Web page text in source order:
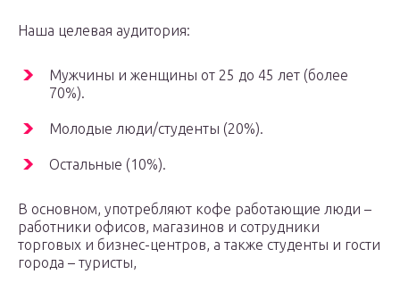
Наша целевая аудитория:
Мужчины и женщины от 25 до 45 лет (более
70%).
Молодые люди/студенты (20%).
Остальные (10%).
В основном, употребляют кофе работающие люди –
работники офисов, магазинов и сотрудники
торговых и бизнес-центров, а также студенты и гости
города – туристы,